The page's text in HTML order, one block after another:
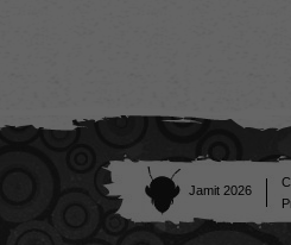
Jamit 2026